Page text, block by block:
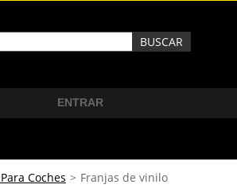
ENTRAR
Coches > Franjas de vinilo